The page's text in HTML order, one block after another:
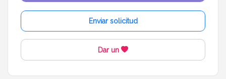
Enviar solicitud
Dar un